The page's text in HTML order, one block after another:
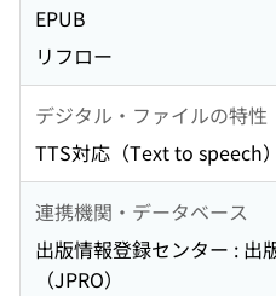
EPUB
リフロー
デジタル・ファイルの特性
TTS対応（Text to speech）
連携機関・データベース
出版情報登録センター : 出
（JPRO）